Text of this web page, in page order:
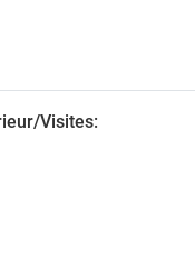
Visites: